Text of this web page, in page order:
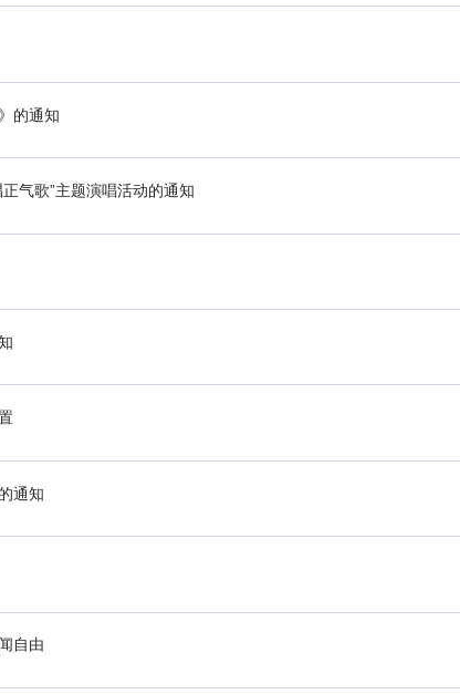
的通知
气歌”主题演唱活动的通知
通知
自由